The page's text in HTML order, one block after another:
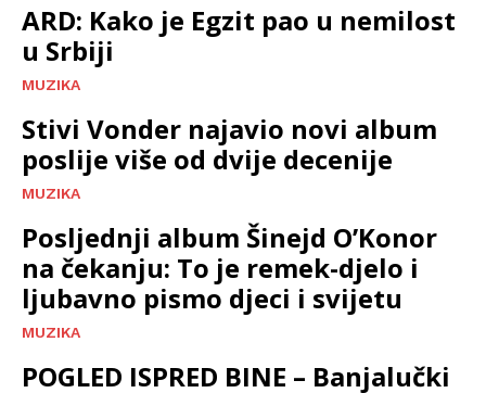
ARD: Kako je Egzit pao u nemilost
u Srbiji
MUZIKA
Stivi Vonder najavio novi album
poslije više od dvije decenije
MUZIKA
Posljednji album Šinejd O’Konor
na čekanju: To je remek-djelo i
ljubavno pismo djeci i svijetu
MUZIKA
POGLED ISPRED BINE – Banjalučki